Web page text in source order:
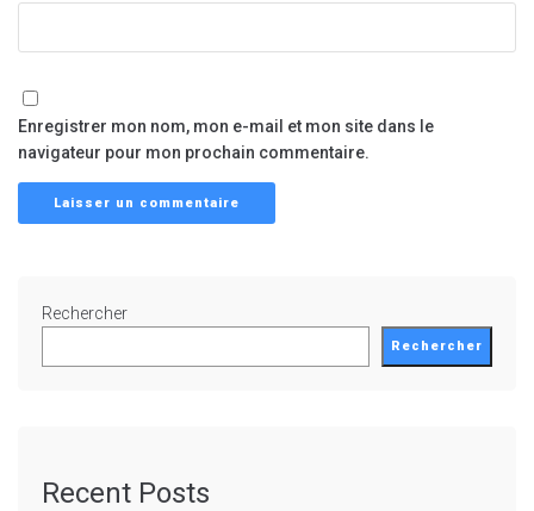
Enregistrer mon nom, mon e-mail et mon site dans le
navigateur pour mon prochain commentaire.
Rechercher
Rechercher
Recent Posts